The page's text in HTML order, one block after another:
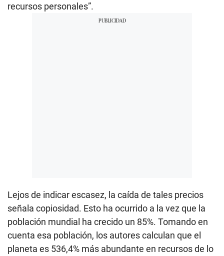
recursos personales”.
Lejos de indicar escasez, la caída de tales precios
señala copiosidad. Esto ha ocurrido a la vez que la
población mundial ha crecido un 85%. Tomando en
cuenta esa población, los autores calculan que el
planeta es 536,4% más abundante en recursos de lo